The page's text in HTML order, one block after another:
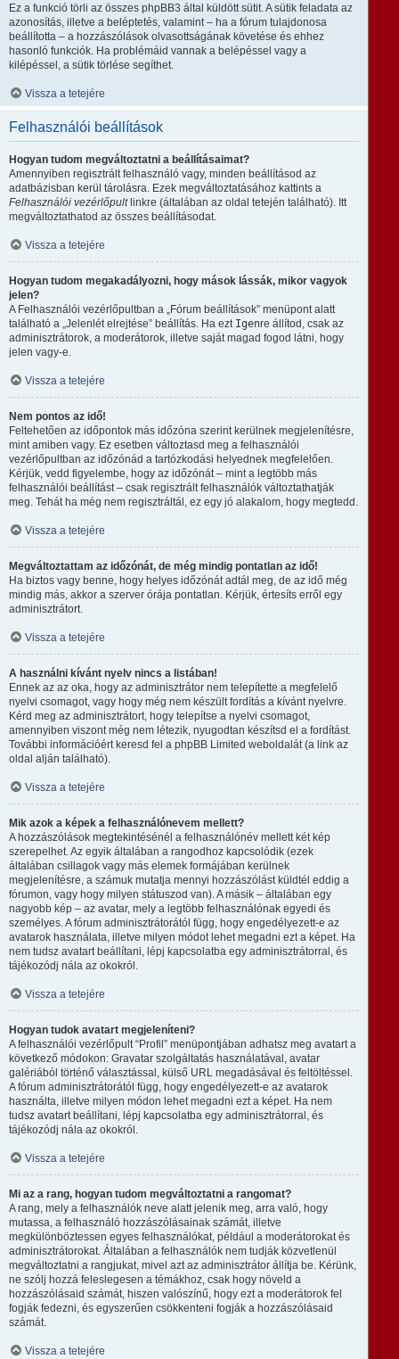
Ez a funkció törli az összes phpBB3 által küldött sütit. A sütik feladata az
azonosítás, illetve a beléptetés, valamint – ha a fórum tulajdonosa
beállította – a hozzászólások olvasottságának követése és ehhez
hasonló funkciók. Ha problémáid vannak a belépéssel vagy a
kilépéssel, a sütik törlése segíthet.
Vissza a tetejére
Felhasználói beállítások
Hogyan tudom megváltoztatni a beállításaimat?
Amennyiben regisztrált felhasználó vagy, minden beállításod az
adatbázisban kerül tárolásra. Ezek megváltoztatásához kattints a
Felhasználói vezérlőpultlinkre (általában az oldal tetején található). Itt
megváltoztathatod az összes beállításodat.
Vissza a tetejére
Hogyan tudom megakadályozni, hogy mások lássák, mikor vagyok
jelen?
A Felhasználói vezérlőpultban a „Fórum beállítások” menüpont alatt
található a „Jelenlét elrejtése” beállítás. Ha ezt Igenre állítod, csak az
adminisztrátorok, a moderátorok, illetve saját magad fogod látni, hogy
jelen vagy-e.
Vissza a tetejére
Nem pontos az idő!
Feltehetően az időpontok más időzóna szerint kerülnek megjelenítésre,
mint amiben vagy. Ez esetben változtasd meg a felhasználói
vezérlőpultban az időzónád a tartózkodási helyednek megfelelően.
Kérjük, vedd figyelembe, hogy az időzónát – mint a legtöbb más
felhasználói beállítást – csak regisztrált felhasználók változtathatják
meg. Tehát ha még nem regisztráltál, ez egy jó alakalom, hogy megtedd.
Vissza a tetejére
Megváltoztattam az időzónát, de még mindig pontatlan az idő!
Ha biztos vagy benne, hogy helyes időzónát adtál meg, de az idő még
mindig más, akkor a szerver órája pontatlan. Kérjük, értesíts erről egy
adminisztrátort.
Vissza a tetejére
A használni kívánt nyelv nincs a listában!
Ennek az az oka, hogy az adminisztrátor nem telepítette a megfelelő
nyelvi csomagot, vagy hogy még nem készült fordítás a kívánt nyelvre.
Kérd meg az adminisztrátort, hogy telepítse a nyelvi csomagot,
amennyiben viszont még nem létezik, nyugodtan készítsd el a fordítást.
További információért keresd fel a phpBB Limited weboldalát (a link az
oldal alján található).
Vissza a tetejére
Mik azok a képek a felhasználónevem mellett?
A hozzászólások megtekintésénél a felhasználónév mellett két kép
szerepelhet. Az egyik általában a rangodhoz kapcsolódik (ezek
általában csillagok vagy más elemek formájában kerülnek
megjelenítésre, a számuk mutatja mennyi hozzászólást küldtél eddig a
fórumon, vagy hogy milyen státuszod van). A másik – általában egy
nagyobb kép – az avatar, mely a legtöbb felhasználónak egyedi és
személyes. A fórum adminisztrátorától függ, hogy engedélyezett-e az
avatarok használata, illetve milyen módot lehet megadni ezt a képet. Ha
nem tudsz avatart beállítani, lépj kapcsolatba egy adminisztrátorral, és
tájékozódj nála az okokról.
Vissza a tetejére
Hogyan tudok avatart megjeleníteni?
A felhasználói vezérlőpult “Profil” menüpontjában adhatsz meg avatart a
következő módokon: Gravatar szolgáltatás használatával, avatar
galériából történő választással, külső URL megadásával és feltöltéssel.
A fórum adminisztrátorától függ, hogy engedélyezett-e az avatarok
használta, illetve milyen módon lehet megadni ezt a képet. Ha nem
tudsz avatart beállítani, lépj kapcsolatba egy adminisztrátorral, és
tájékozódj nála az okokról.
Vissza a tetejére
Mi az a rang, hogyan tudom megváltoztatni a rangomat?
A rang, mely a felhasználók neve alatt jelenik meg, arra való, hogy
mutassa, a felhasználó hozzászólásainak számát, illetve
megkülönböztessen egyes felhasználókat, például a moderátorokat és
adminisztrátorokat. Általában a felhasználók nem tudják közvetlenül
megváltoztatni a rangjukat, mivel azt az adminisztrátor állítja be. Kérünk,
ne szólj hozzá feleslegesen a témákhoz, csak hogy növeld a
hozzászólásaid számát, hiszen valószínű, hogy ezt a moderátorok fel
fogják fedezni, és egyszerűen csökkenteni fogják a hozzászólásaid
számát.
Vissza a tetejére